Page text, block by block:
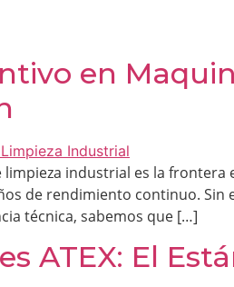
en
industrial es la
de rendimiento continuo.
técnica, sabemos que […]
ATEX: El